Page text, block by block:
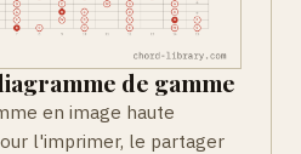
de gamme
en image haute
l'imprimer, le partager